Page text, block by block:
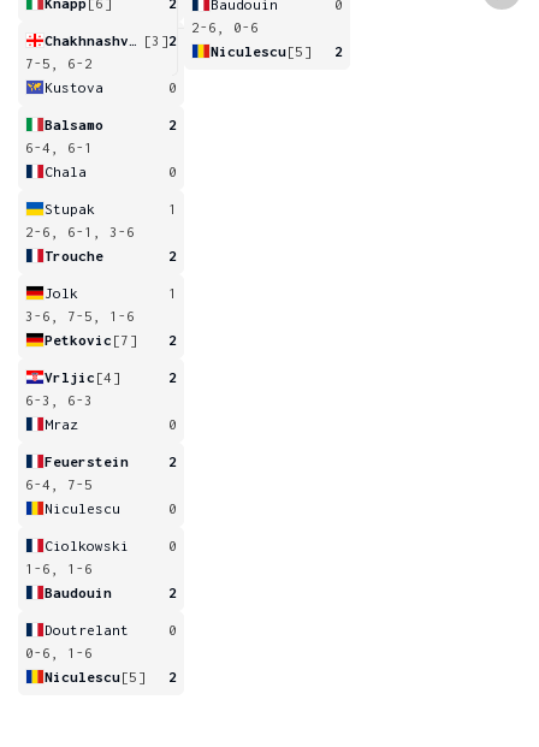
[3]2
7-5, 6-2
Kustova
0
Balsamo
2
6-4, 6-1
Chala
0
Stupak
1
2-6, 6-1, 3-6
Trouche
2
Jolk
1
3-6, 7-5, 1-6
Petkovic [7] 2
Vrljic [4]
2
6-3, 6-3
Mraz
0
Feuerstein
2
6-4, 7-5
Niculescu
0
Ciolkowski
0
1-6, 1-6
Baudouin
2
Doutrelant
0
0-6, 1-6
Niculescu[5] 2
Baudouin
0
2-6, 0-6
Niculescu[5] 2